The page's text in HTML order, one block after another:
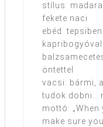
stílus:
fekete naci
ebéd:
öntettel
vacsi: bármi,
tudok dobni…
mottó: „When
make sure